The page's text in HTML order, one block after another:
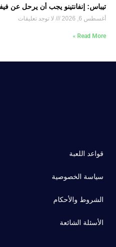
تيباس: إنفانتينو يجب أن يرحل عن
أغسطس 6, 2026 لا توجد تعليقات
Read More »
قواعد اللعبة
سياسة الخصوصية
الشروط والأحكام
الأسئلة الشائعة